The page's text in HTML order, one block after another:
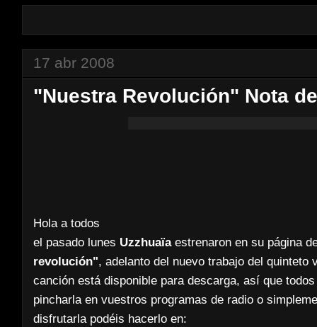
17 abr 2008
"Nuestra Revolución" Nota
Hola a todos
el pasado lunes Uzzhuaïaestrenaron en su página
revolución", adelanto del nuevo trabajo del quinteto
canción está disponible para descarga, así que
pincharla en vuestros programas de radio o
disfrutarla podéis hacerlo en: